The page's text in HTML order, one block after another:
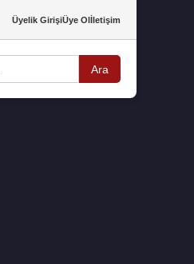
Üyelik GirişiÜye Olİletişim
Ara